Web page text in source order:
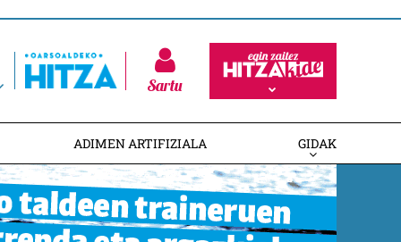
Sartu
ADIMEN ARTIFIZIALA GIDAK